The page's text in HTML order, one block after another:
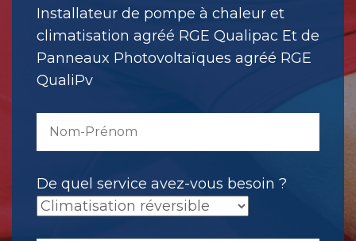
Il
a
été
envoyé.
Installateur de pompe à chaleur et
climatisation agréé RGE Qualipac Et de
Panneaux Photovoltaïques agréé RGE
QualiPv
De quel service avez-vous besoin ?